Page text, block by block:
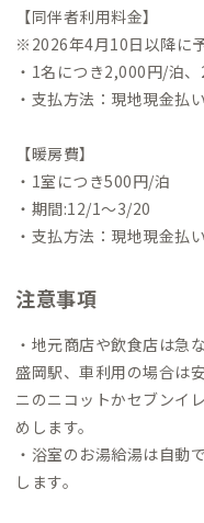
園の桜や海産物の美味し
で、ホッピングのハブの
【同伴者利用料金】
※2026年4月10日以降に
・1名につき2,000円/泊
・支払方法：現地現金払い
【暖房費】
・1室につき500円/泊
・期間:12/1〜3/20
・支払方法：現地現金払い
注意事項
・地元商店や飲食店は急
盛岡駅、車利用の場合は
ニのニコットかセブンイ
めします。
・浴室のお湯給湯は自動
します。